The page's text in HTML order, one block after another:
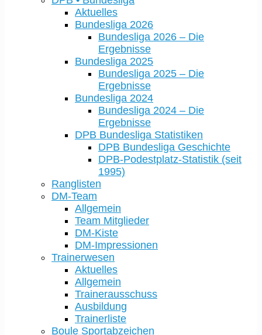
Aktuelles
Bundesliga 2026
Bundesliga 2026 – Die
Ergebnisse
Bundesliga 2025
Bundesliga 2025 – Die
Ergebnisse
Bundesliga 2024
Bundesliga 2024 – Die
Ergebnisse
DPB Bundesliga Statistiken
DPB Bundesliga Geschichte
DPB-Podestplatz-Statistik (seit
1995)
Ranglisten
DM-Team
Allgemein
Team Mitglieder
DM-Kiste
DM-Impressionen
Trainerwesen
Aktuelles
Allgemein
Trainerausschuss
Ausbildung
Trainerliste
Boule Sportabzeichen